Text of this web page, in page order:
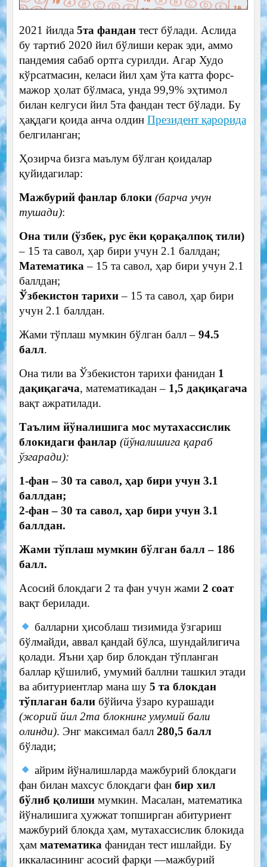
2021 йилда 5та фандантест бўлади. Аслида
бу тартиб 2020 йил бўлиши керак эди, аммо
пандемия сабаб ортга сурилди. Агар Худо
кўрсатмасин, келаси йил ҳам ўта катта форс-
мажор ҳолат бўлмаса, унда 99,9% эҳтимол
билан келгуси йил 5та фандан тест бўлади. Бу
ҳақдаги қоида анча олдин Президент қарорида
белгиланган;
Ҳозирча бизга маълум бўлган қоидалар
қуйидагилар:
Mажбурий фанлар блоки (барча учун
тушади):
Она тили (ўзбек, рус ёки қорақалпоқ тили)
– 15 та савол, ҳар бири учун 2.1 баллдан;
Mатематика – 15 та савол, ҳар бири учун 2.1
баллдан;
Ўзбекистон тарихи– 15 та савол, ҳар бири
учун 2.1 баллдан.
Жами тўплаш мумкин бўлган балл – 94.5
балл.
Она тили ва Ўзбекистон тарихи фанидан 1
дақиқагача, математикадан – 1,5 дақиқагача
вақт ажратилади.
Tаълим йўналишига мос мутахассислик
блокидаги фанлар (йўналишига қараб
ўзгаради):
1-фан – 30 та савол, ҳар бири учун 3.1
баллдан;
2-фан – 30 та савол, ҳар бири учун 3.1
баллдан.
Жами тўплаш мумкин бўлган балл – 186
балл.
Асосий блокдаги 2 та фан учун жами 2 соат
вақт берилади.
балларни ҳисоблаш тизимида ўзгариш
бўлмайди, аввал қандай бўлса, шундайлигича
қолади. Яъни ҳар бир блокдан тўпланган
баллар қўшилиб, умумий баллни ташкил этади
ва абитуриентлар мана шу 5 та блокдан
тўплаган балибўйича ўзаро курашади
(жорий йил 2та блокнинг умумий бали
олинди). Энг максимал балл 280,5 балл
бўлади;
айрим йўналишларда мажбурий блокдаги
фан билан махсус блокдаги фан бир хил
бўлиб қолишимумкин. Масалан, математика
йўналишига ҳужжат топширган абитуриент
мажбурий блокда ҳам, мутахассислик блокида
ҳам математика фанидан тест ишлайди. Бу
иккаласининг асосий фарқи —мажбурий